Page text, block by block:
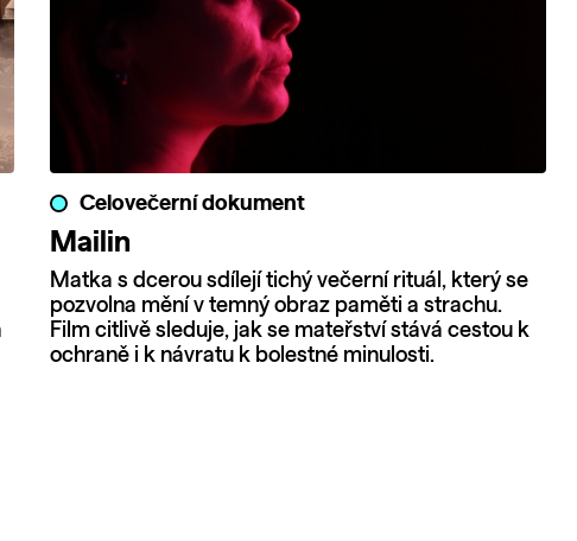
Celovečerní dokument
Mailin
Matka s dcerou sdílejí tichý večerní rituál, který se
pozvolna mění v temný obraz paměti a strachu.
Film citlivě sleduje, jak se mateřství stává cestou k
ochraně i k návratu k bolestné minulosti.